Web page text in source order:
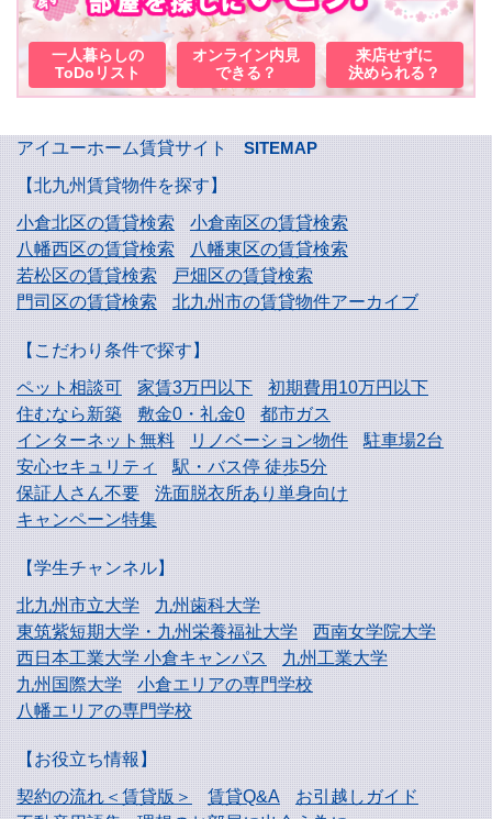
一人暮らしの
ToDoリスト
オンライン内見
できる？
来店せずに
決められる？
アイユーホーム賃貸サイト
SITEMAP
【北九州賃貸物件を探す】
小倉北区の賃貸検索
小倉南区の賃貸検索
八幡西区の賃貸検索
八幡東区の賃貸検索
若松区の賃貸検索
戸畑区の賃貸検索
門司区の賃貸検索
北九州市の賃貸物件アーカイブ
【こだわり条件で探す】
ペット相談可
家賃3万円以下
初期費用10万円以下
住むなら新築
敷金0・礼金0
都市ガス
インターネット無料
リノベーション物件
駐車場2台
安心セキュリティ
駅・バス停 徒歩5分
保証人さん不要
洗面脱衣所あり単身向け
キャンペーン特集
【学生チャンネル】
北九州市立大学
九州歯科大学
東筑紫短期大学・九州栄養福祉大学
西南女学院大学
西日本工業大学小倉キャンパス
九州工業大学
九州国際大学
小倉エリアの専門学校
八幡エリアの専門学校
【お役立ち情報】
契約の流れ＜賃貸版＞
賃貸Q&A
お引越しガイド